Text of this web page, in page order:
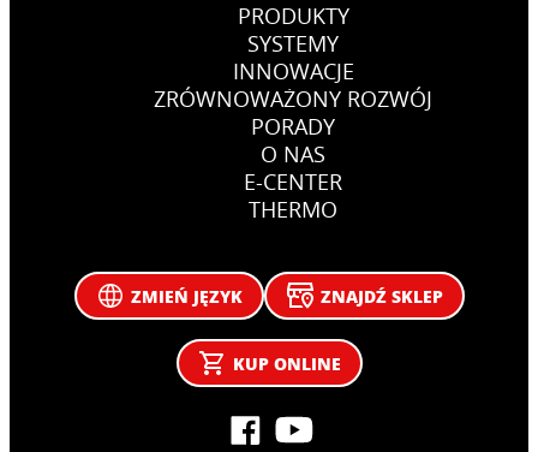
PRODUKTY
SYSTEMY
INNOWACJE
ZRÓWNOWAŻONY ROZWÓJ
PORADY
O NAS
E-CENTER
THERMO
ZMIEŃ JĘZYK ZNAJDŹ SKLEP
KUP ONLINE